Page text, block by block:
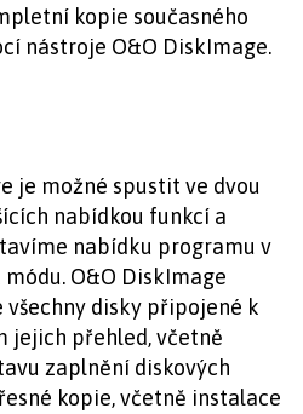
kopie současného
nástroje O&O DiskImage.
je možné spustit ve dvou
nabídkou funkcí a
nabídku programu v
O&O DiskImage
disky připojené k
jejich přehled, včetně
zaplnění diskových
kopie, včetně instalace